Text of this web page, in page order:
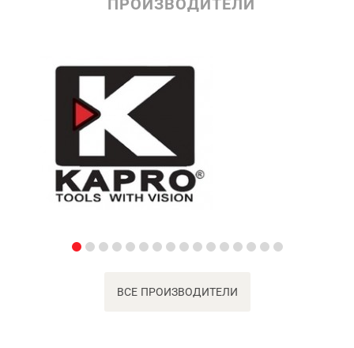
ПРОИЗВОДИТЕЛИ
ВСЕ ПРОИЗВОДИТЕЛИ